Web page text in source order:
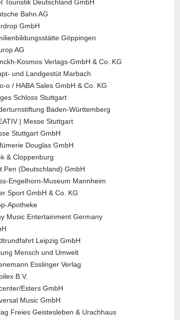
Touristik Deutschland GmbH
Bahn AG
GmbH
Göppingen
AG
Kosmos Verlags-GmbH & Co. KG
und Landgestüt Marbach
o / HABA Sales GmbH & Co. KG
Schloss Stuttgart
Baden-Württemberg
| Messe Stuttgart
Stuttgart GmbH
Douglas GmbH
& Cloppenburg
Pen (Deutschland) GmbH
Engelhorn-Museum Mannheim
Sport GmbH & Co. KG
Apotheke
Music Entertainment Germany
Leipzig GmbH
Mensch und Umwelt
Esslinger Verlag
B.V.
Esters GmbH
Music GmbH
Freies Geistesleben & Urachhaus